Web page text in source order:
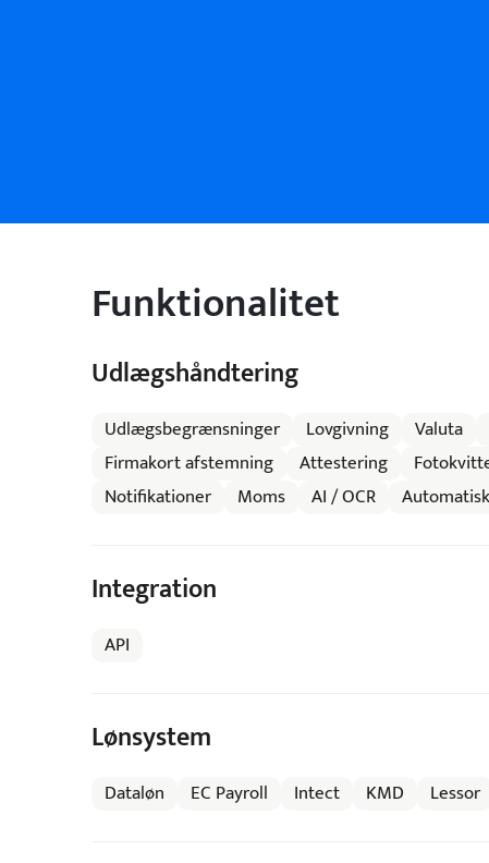
Funktionalitet
Udlægshåndtering
Udlægsbegrænsninger Lovgivning Valuta
Firmakort afstemning
Attestering
Notifikationer
Moms AI / OCR
Integration
API
Lønsystem
Dataløn EC Payroll Intect KMD Lessor